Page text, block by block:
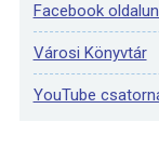
Facebook
Városi Könyvtár
YouTube